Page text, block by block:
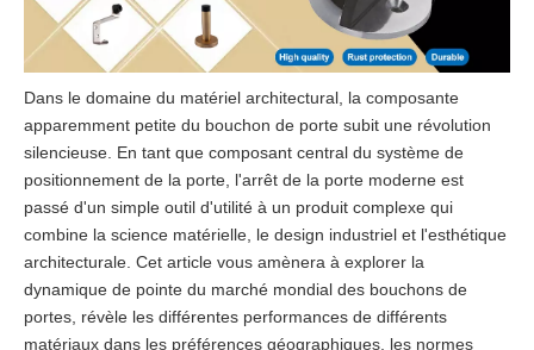
Dans le domaine du matériel architectural, la composante
apparemment petite du bouchon de porte subit une révolution
silencieuse. En tant que composant central du système de
positionnement de la porte, l'arrêt de la porte moderne est
passé d'un simple outil d'utilité à un produit complexe qui
combine la science matérielle, le design industriel et l'esthétique
architecturale. Cet article vous amènera à explorer la
dynamique de pointe du marché mondial des bouchons de
portes, révèle les différentes performances de différents
matériaux dans les préférences géographiques, les normes